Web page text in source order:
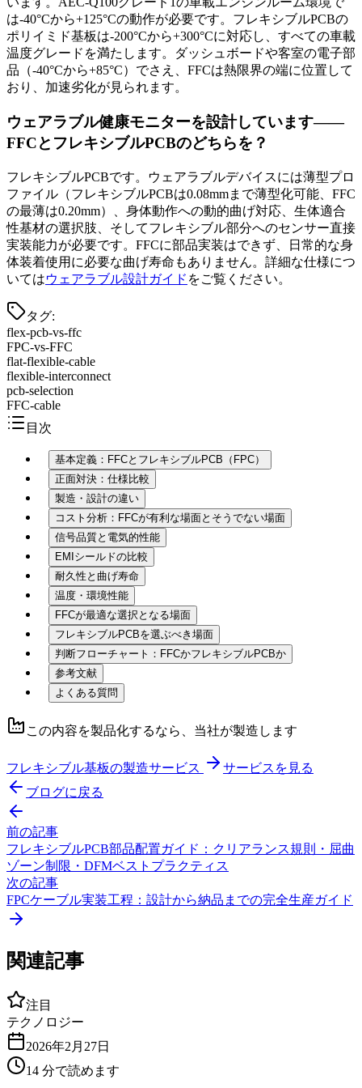
は-40°Cから+125°Cの動作が必要です。フレキシブルPCBの
ポリイミド基板は-200°Cから+300°Cに対応し、すべての車載
温度グレードを満たします。ダッシュボードや客室の電子部
品（-40°Cから+85°C）でさえ、FFCは熱限界の端に位置して
おり、加速劣化が見られます。
ウェアラブル健康モニターを設計しています——
FFCとフレキシブルPCBのどちらを？
フレキシブルPCBです。ウェアラブルデバイスには薄型プロ
ファイル（フレキシブルPCBは0.08mmまで薄型化可能、FFC
の最薄は0.20mm）、身体動作への動的曲げ対応、生体適合
性基材の選択肢、そしてフレキシブル部分へのセンサー直接
実装能力が必要です。FFCに部品実装はできず、日常的な身
体装着使用に必要な曲げ寿命もありません。詳細な仕様につ
いてはウェアラブル設計ガイド をご覧ください。
タグ:
flex-pcb-vs-ffc
FPC-vs-FFC
flat-flexible-cable
flexible-interconnect
pcb-selection
FFC-cable
目次
基本定義：FFCとフレキシブルPCB（FPC）
正面対決：仕様比較
製造・設計の違い
コスト分析：FFCが有利な場面とそうでない場面
信号品質と電気的性能
EMIシールドの比較
耐久性と曲げ寿命
温度・環境性能
FFCが最適な選択となる場面
フレキシブルPCBを選ぶべき場面
判断フローチャート：FFCかフレキシブルPCBか
参考文献
よくある質問
この内容を製品化するなら、当社が製造します
フレキシブル基板の製造サービス
サービスを見る
ブログに戻る
前の記事
フレキシブルPCB部品配置ガイド：クリアランス規則・屈曲
ゾーン制限・DFMベストプラクティス
次の記事
FPCケーブル実装工程：設計から納品までの完全生産ガイド
関連記事
注目
テクノロジー
2026年2月27日
14 分で読めます